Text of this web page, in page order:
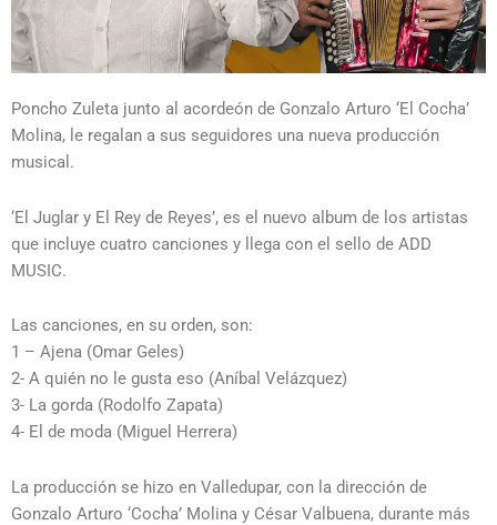
Poncho Zuleta junto al acordeón de Gonzalo Arturo ‘El Cocha’
Molina, le regalan a sus seguidores una nueva producción
musical.
‘El Juglar y El Rey de Reyes’, es el nuevo album de los artistas
que incluye cuatro canciones y llega con el sello de ADD
MUSIC.
Las canciones, en su orden, son:
1 – Ajena (Omar Geles)
2- A quién no le gusta eso (Aníbal Velázquez)
3- La gorda (Rodolfo Zapata)
4- El de moda (Miguel Herrera)
La producción se hizo en Valledupar, con la dirección de
Gonzalo Arturo ‘Cocha’ Molina y César Valbuena, durante más